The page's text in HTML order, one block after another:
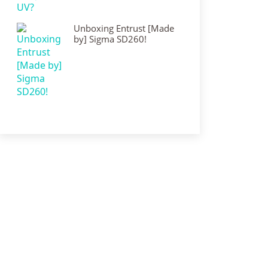
Unboxing Entrust [Made
by] Sigma SD260!